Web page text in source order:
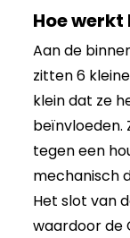
Hoe werkt
Aan de
zitten 6
klein dat ze
beïnvloeden.
tegen een
mechanisch
Het slot van
waardoor de